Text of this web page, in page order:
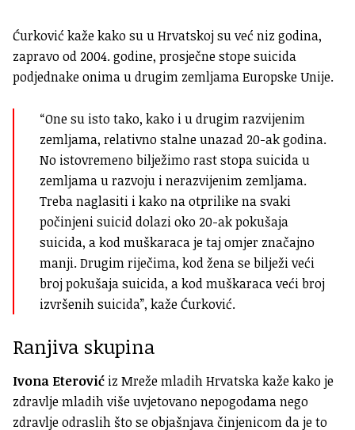
Ćurković kaže kako suu Hrvatskoj su već niz godina,
zapravo od 2004. godine, prosječne stope suicida
podjednake onima u drugim zemljama Europske Unije.
“One su isto tako, kako i u drugim razvijenim
zemljama, relativno stalne unazad 20-ak godina.
No istovremeno bilježimo rast stopa suicida u
zemljama u razvoju i nerazvijenim zemljama.
Treba naglasiti i kako na otprilike na svaki
počinjeni suicid dolazi oko 20-ak pokušaja
suicida, a kod muškaraca je taj omjer značajno
manji. Drugim riječima, kod žena se bilježi veći
broj pokušaja suicida, a kod muškaraca veći broj
izvršenih suicida”, kaže Ćurković.
Ranjiva skupina
Ivona Eterović iz Mreže mladih Hrvatskakaže kako je
zdravlje mladih više uvjetovano nepogodama nego
zdravlje odraslih što se objašnjava činjenicom da je to